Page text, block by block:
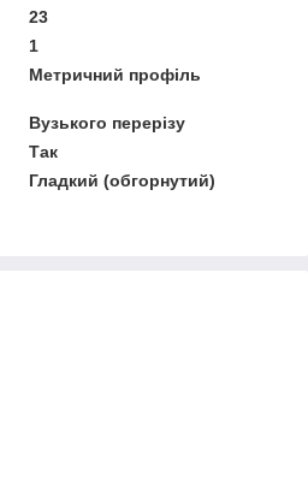
23
1
Метричний профіль
Вузького перерізу
Так
Гладкий (обгорнутий)